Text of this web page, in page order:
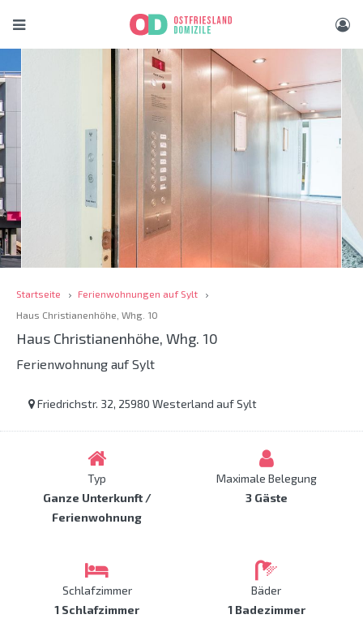
Startseite
Ferienwohnungen auf Sylt
Haus Christianenhöhe, Whg. 10
Haus Christianenhöhe, Whg. 10
Ferienwohnung auf Sylt
Friedrichstr. 32, 25980 Westerland auf Sylt
Typ
Ganze Unterkunft /
Ferienwohnung
Maximale Belegung
3 Gäste
Schlafzimmer
1 Schlafzimmer
Bäder
1 Badezimmer